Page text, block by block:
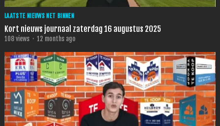
LAATSTE NIEUWS NET BINNEN
Kort nieuws journaal zaterdag 16 augustus 2025
108views · 12 months ago